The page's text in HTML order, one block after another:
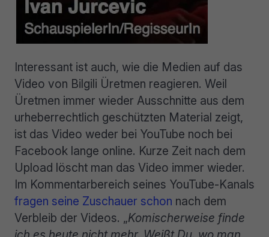
Interessant ist auch, wie die Medien auf das
Video von Bilgili Üretmen reagieren. Weil
Üretmen immer wieder Ausschnitte aus dem
urheberrechtlich geschützten Material zeigt,
ist das Video weder bei YouTube noch bei
Facebook lange online. Kurze Zeit nach dem
Upload löscht man das Video immer wieder.
Im Kommentarbereich seines YouTube-Kanals
fragen seine Zuschauer schon nach dem
Verbleib der Videos. „Komischerweise finde